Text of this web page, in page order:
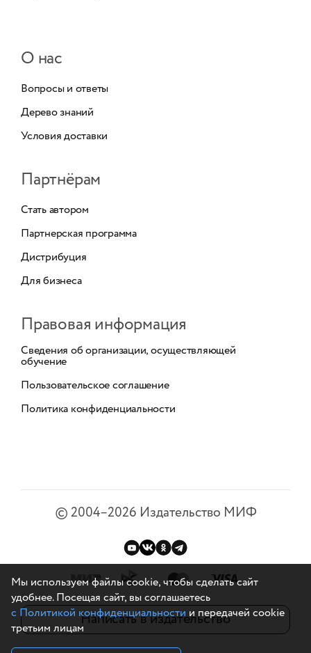
О нас
Вопросы и ответы
Дерево знаний
Условия доставки
Партнёрам
Стать автором
Партнерская программа
Дистрибуция
Для бизнеса
Правовая информация
Сведения об организации, осуществляющей
обучение
Пользовательское соглашение
Политика конфиденциальности
©2004–2026 Издательство МИФ
Написать в издательство
Мы используем файлы cookie, чтобы сделать сайт
удобнее. Посещая сайт, вы соглашаетесь
с Политикой конфиденциальностии передачей cookie
третьим лицам